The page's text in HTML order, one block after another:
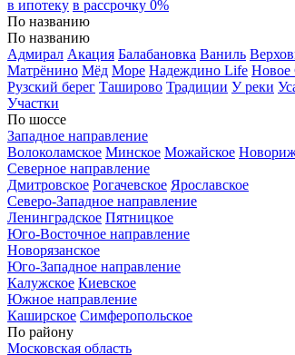
в ипотеку в рассрочку 0%
По названию
По названию
Адмирал Акация Балабановка Ваниль
Матрёнино Мёд Море Надеждино Life Новое
Рузский берег Таширово Традиции У реки
Участки
По шоссе
Западное направление
Волоколамское Минское Можайское
Северное направление
Дмитровское Рогачевское Ярославское
Северо-Западное направление
Ленинградское Пятницкое
Юго-Восточное направление
Новорязанское
Юго-Западное направление
Калужское Киевское
Южное направление
Каширское Симферопольское
По району
Московская область